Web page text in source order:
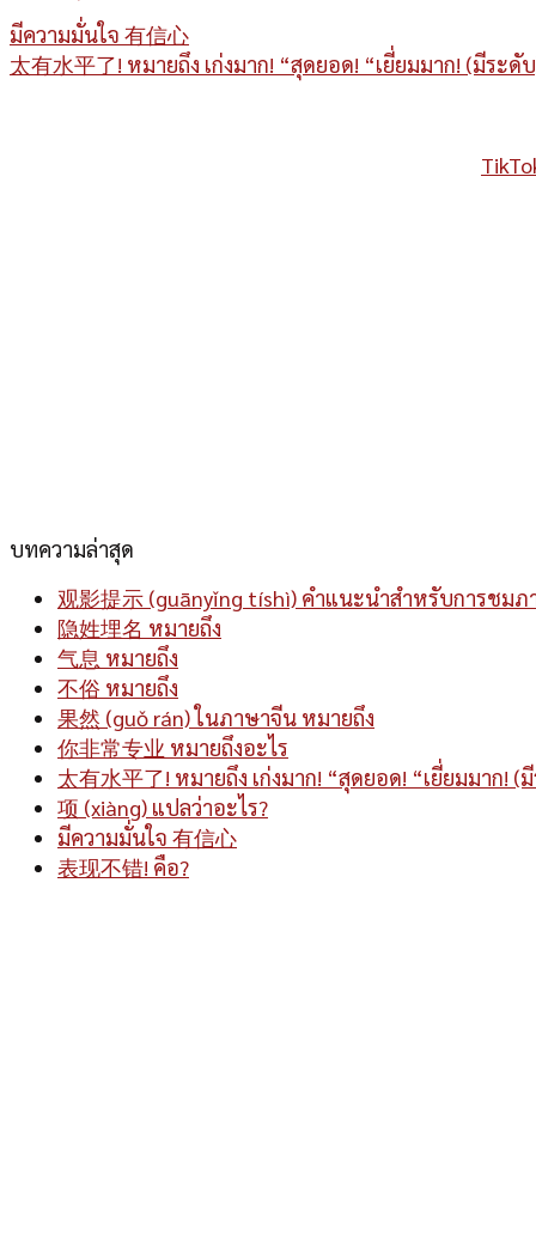
มีความมั่นใจ 有信心
太有水平了! หมายถึง เก่งมาก! “สุดยอด! “เยี่ยมมาก! (มีระดั
บทความล่าสุด
观影提示 (guānyǐng tíshì) คำแนะนำสำหรับการชม
隐姓埋名 หมายถึง
气息 หมายถึง
不俗 หมายถึง
果然 (guǒ rán) ในภาษาจีน หมายถึง
你非常专业 หมายถึงอะไร
太有水平了! หมายถึง เก่งมาก! “สุดยอด! “เยี่ยมมาก! (
项 (xiàng) แปลว่าอะไร?
มีความมั่นใจ 有信心
表现不错! คือ?